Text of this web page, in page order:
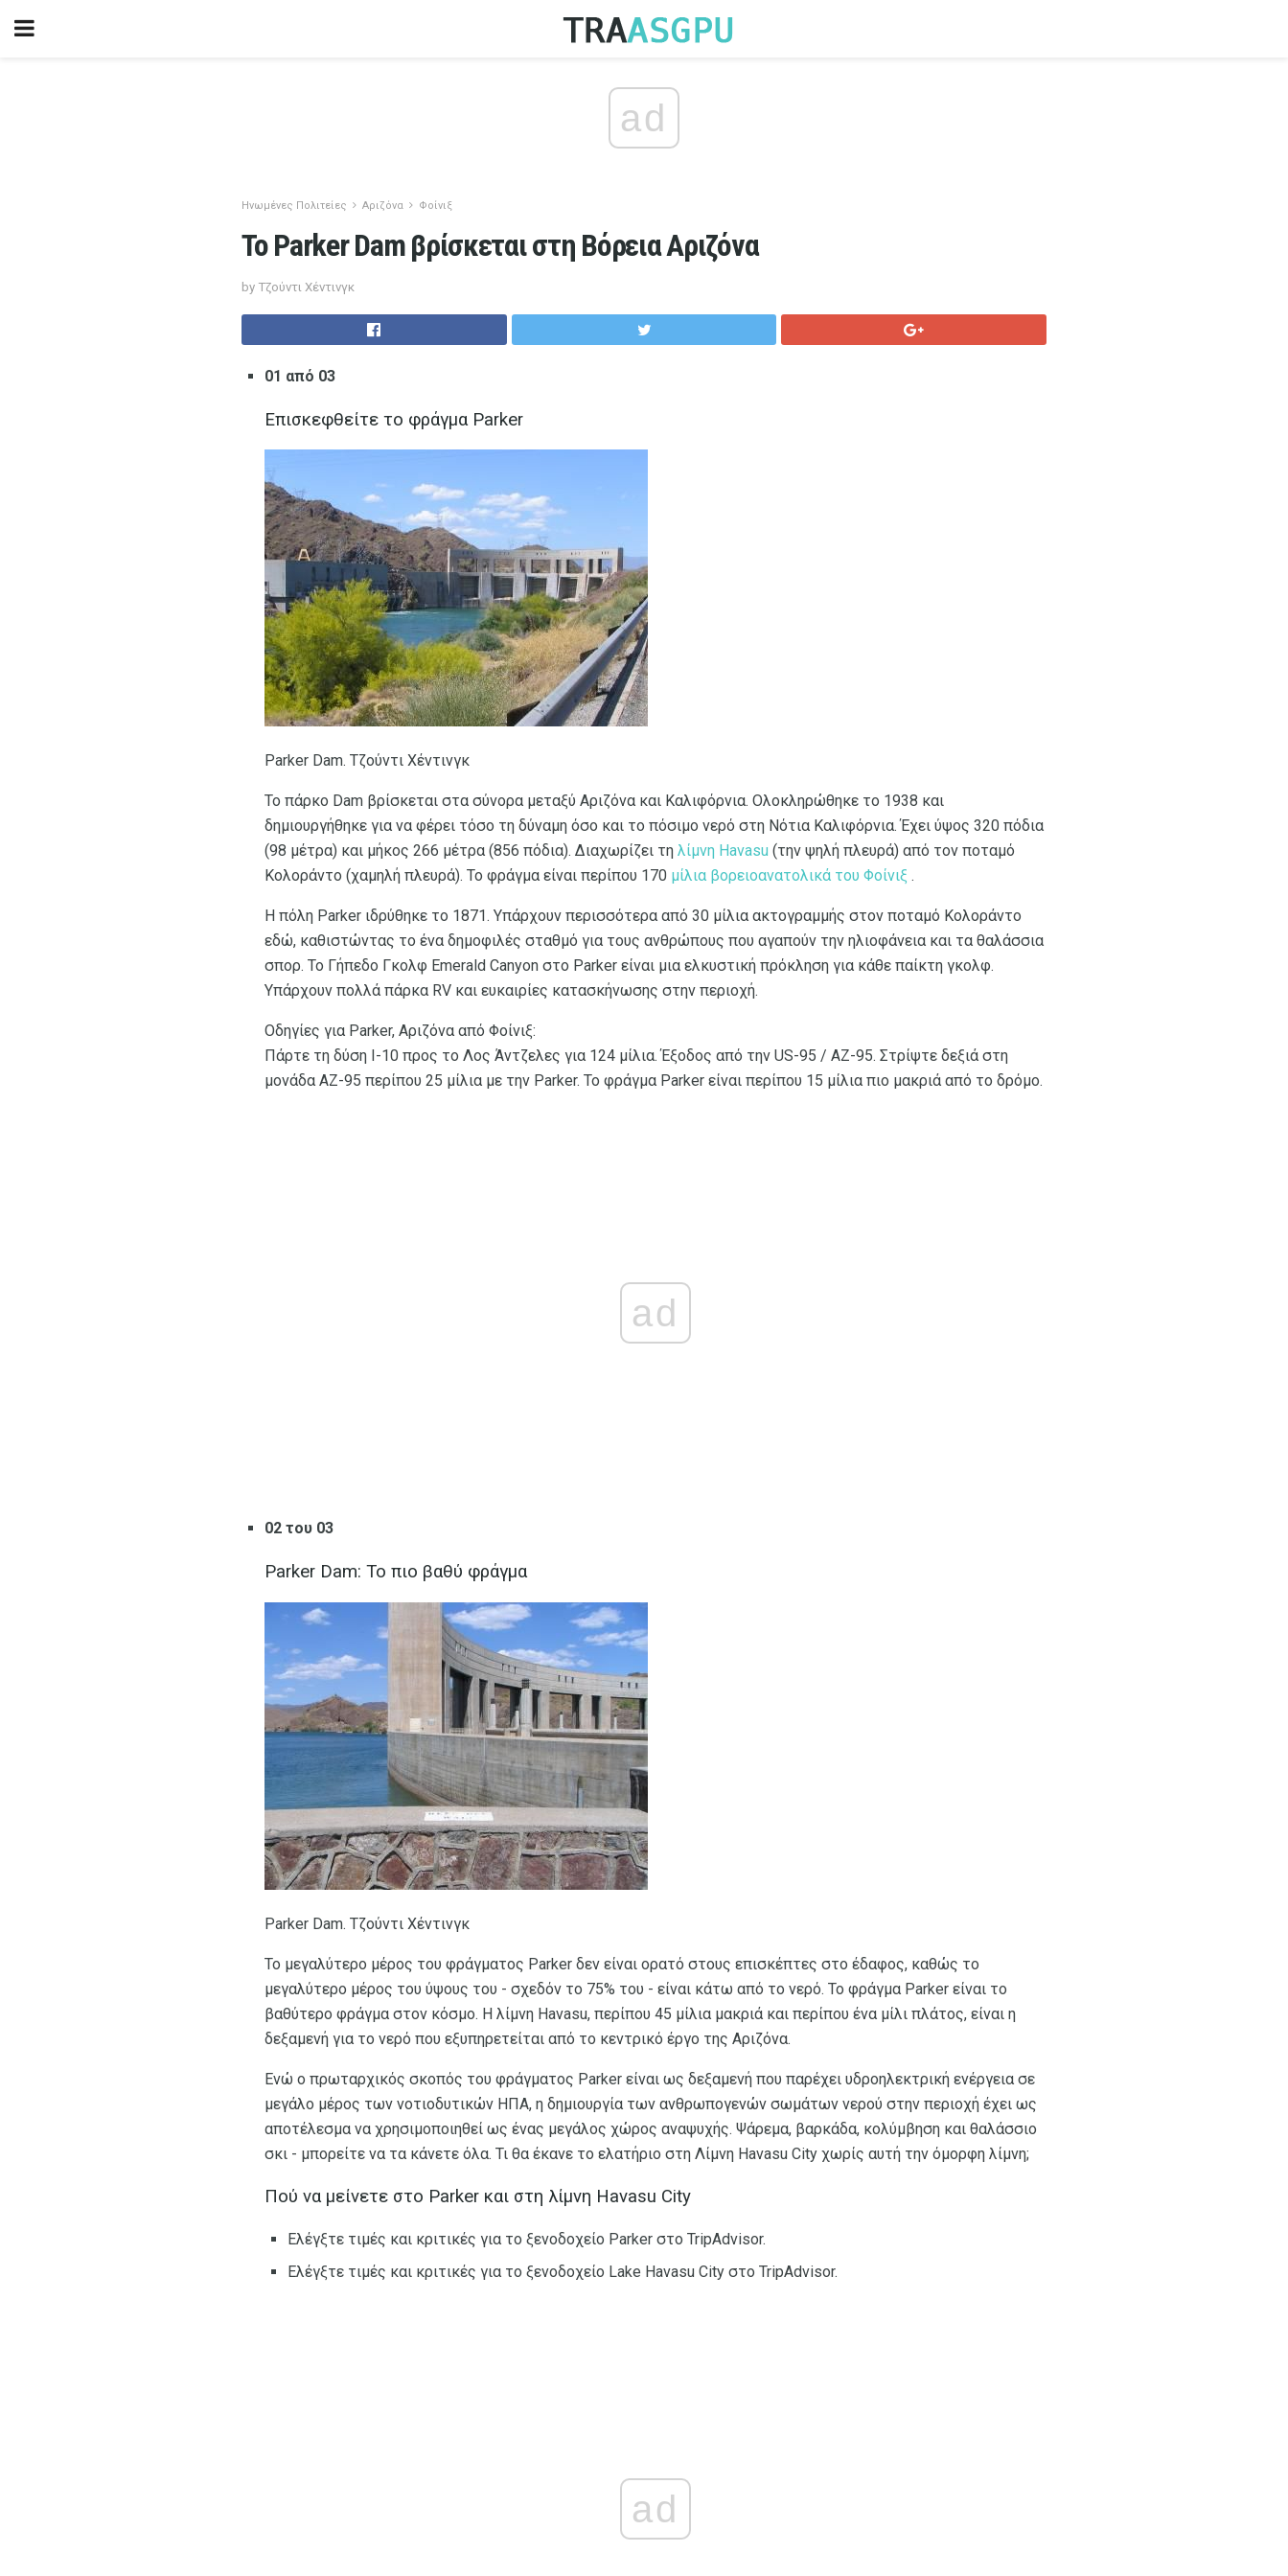
ad
Ηνωμένες Πολιτείες Αριζόνα Φοίνιξ
Το Parker Dam βρίσκεται στη Βόρεια Αριζόνα
by Τζούντι Χέντινγκ
01 από 03
Επισκεφθείτε το φράγμα Parker
Parker Dam. Τζούντι Χέντινγκ
Το πάρκο Dam βρίσκεται στα σύνορα μεταξύ Αριζόνα και Καλιφόρνια. Ολοκληρώθηκε το 1938 και
δημιουργήθηκε για να φέρει τόσο τη δύναμη όσο και το πόσιμο νερό στη Νότια Καλιφόρνια. Έχει ύψος 320 πόδια
(98 μέτρα) και μήκος 266 μέτρα (856 πόδια). Διαχωρίζει τη λίμνη Havasu (την ψηλή πλευρά) από τον ποταμό
Κολοράντο (χαμηλή πλευρά). Το φράγμα είναι περίπου 170 μίλια βορειοανατολικά του Φοίνιξ .
Η πόλη Parker ιδρύθηκε το 1871. Υπάρχουν περισσότερα από 30 μίλια ακτογραμμής στον ποταμό Κολοράντο
εδώ, καθιστώντας το ένα δημοφιλές σταθμό για τους ανθρώπους που αγαπούν την ηλιοφάνεια και τα θαλάσσια
σπορ. Το Γήπεδο Γκολφ Emerald Canyon στο Parker είναι μια ελκυστική πρόκληση για κάθε παίκτη γκολφ.
Υπάρχουν πολλά πάρκα RV και ευκαιρίες κατασκήνωσης στην περιοχή.
Οδηγίες για Parker, Αριζόνα από Φοίνιξ:
Πάρτε τη δύση I-10 προς το Λος Άντζελες για 124 μίλια. Έξοδος από την US-95 / AZ-95. Στρίψτε δεξιά στη
μονάδα AZ-95 περίπου 25 μίλια με την Parker. Το φράγμα Parker είναι περίπου 15 μίλια πιο μακριά από το δρόμο.
ad
02 του 03
Parker Dam: Το πιο βαθύ φράγμα
Parker Dam. Τζούντι Χέντινγκ
Το μεγαλύτερο μέρος του φράγματος Parker δεν είναι ορατό στους επισκέπτες στο έδαφος, καθώς το
μεγαλύτερο μέρος του ύψους του - σχεδόν το 75% του - είναι κάτω από το νερό. Το φράγμα Parker είναι το
βαθύτερο φράγμα στον κόσμο. Η λίμνη Havasu, περίπου 45 μίλια μακριά και περίπου ένα μίλι πλάτος, είναι η
δεξαμενή για το νερό που εξυπηρετείται από το κεντρικό έργο της Αριζόνα.
Ενώ ο πρωταρχικός σκοπός του φράγματος Parker είναι ως δεξαμενή που παρέχει υδροηλεκτρική ενέργεια σε
μεγάλο μέρος των νοτιοδυτικών ΗΠΑ, η δημιουργία των ανθρωπογενών σωμάτων νερού στην περιοχή έχει ως
αποτέλεσμα να χρησιμοποιηθεί ως ένας μεγάλος χώρος αναψυχής. Ψάρεμα, βαρκάδα, κολύμβηση και θαλάσσιο
σκι - μπορείτε να τα κάνετε όλα. Τι θα έκανε το ελατήριο στη Λίμνη Havasu City χωρίς αυτή την όμορφη λίμνη;
Πού να μείνετε στο Parker και στη λίμνη Havasu City
Ελέγξτε τιμές και κριτικές για το ξενοδοχείο Parker στο TripAdvisor.
Ελέγξτε τιμές και κριτικές για το ξενοδοχείο Lake Havasu City στο TripAdvisor.
ad